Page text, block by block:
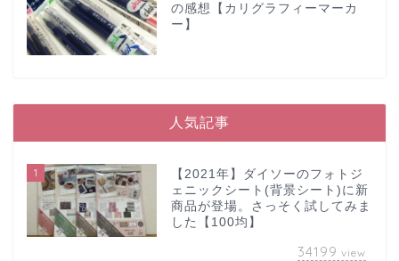
の感想【カリグラフィーマーカ
ー】
人気記事
1
【2021年】ダイソーのフォトジ
ェニックシート(背景シート)に新
商品が登場。さっそく試してみま
した【100均】
34199 view